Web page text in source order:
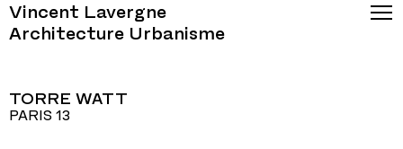
Vincent Lavergne
Architecture Urbanisme
TORRE WATT
PARIS 13